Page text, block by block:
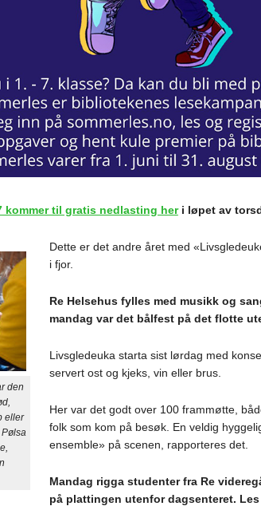
kommer til gratis nedlasting heri løpet av
den
eller
Pølsa
Dette er det andre året med
i fjor.
Re Helsehus fylles med musikk og
mandag var det bålfest på det flotte
Livsgledeuka starta sist lørdag med
servert ost og kjeks, vin eller brus.
Her var det godt over 100 frammøtte,
folk som kom på besøk. En veldig
ensemble» på scenen, rapporteres det.
Mandag rigga studenter fra Re
på plattingen utenfor dagsenteret.